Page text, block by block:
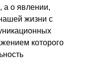
а о явлении,
жизни с
которого